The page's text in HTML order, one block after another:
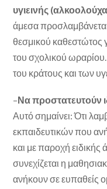
υγιεινής
άμεσα
θεσμικού καθεστώτος
του σχολικού
του κράτους και των
–Να προστατευτούν
Αυτό σημαίνει: Ότι
εκπαιδευτικών που
και με παροχή ειδικής
συνεχίζεται η
ανήκουν σε ευπαθείς